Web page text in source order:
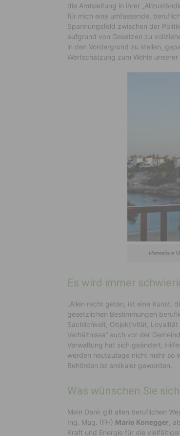
die Amtsleitung in ihrer
für mich eine umfassende,
Spannungsfeld zwischen der
aufgrund von Gesetzen zu
in den Vordergrund zu stellen,
Wertschätzung zum Wohle unserer
Hannelore
Es wird immer
„Allen recht getan, ist eine Kunst,
gesetzlichen Bestimmungen
Sachlichkeit, Objektivität, Loyalität
Verhältnisse“ auch vor der
Verwaltung hat sich geändert,
werden heutzutage nicht mehr so
Behörden ist amikaler geworden.
Was wünschen Sie
Mein Dank gilt allen beruflichen
Ing. Mag. (FH) Mario Konegger ,
Kraft und Energie für die